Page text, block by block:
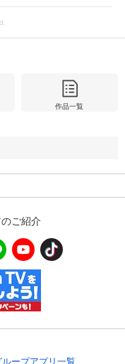
可能です。
明細の確認が可能です。
した作品を確認できま
追加した作品の削除も可
歴を確認できます。履歴
す。
れる作品の表示制限が可
作品一覧
ご紹介
ープアプリ一覧